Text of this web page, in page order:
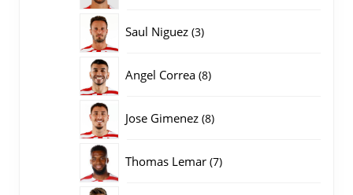
Saul Niguez 33
Angel Correa 88
Jose Gimenez 88
Thomas Lemar 77